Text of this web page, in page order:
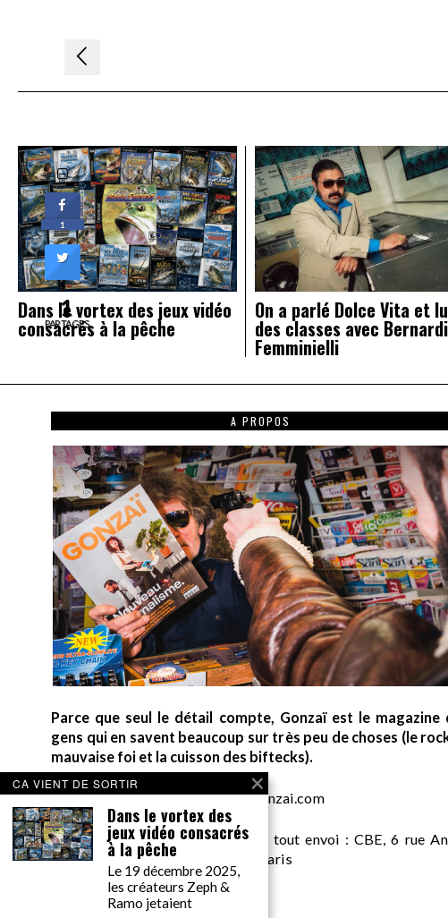
Navigation
de
Dans le vortex des jeux vidéo
consacrés à la pêche
On a parlé Dolce Vita et
des classes avec
Femminielli
A PROPOS
Parce que seul le détail compte, Gonzaï est le magazine
gens qui en savent beaucoup sur très peu de choses (le
mauvaise foi et la cuisson des biftecks).
desk AT gonzai.com
Edité par GONZAÏ MEDIA. Pour tout envoi : CBE, 6 rue
Messager, pour GONZAÏ, 75018 Paris
1
1
PARTAGES
CA VIENT DE SORTIR
Dans le vortex des
jeux vidéo consacrés
à la pêche
Le 19 décembre 2025,
les créateurs Zeph &
Ramo jetaient